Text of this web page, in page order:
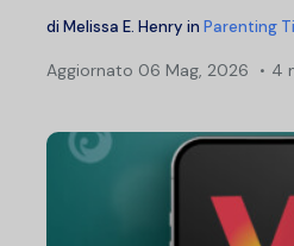
di Melissa E. Henry in Parenting
Aggiornato 06 Mag, 2026 4